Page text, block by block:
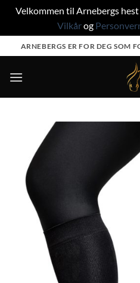
Velkommen til Arnebergs
Vilkårog
to
content
ARNEBERGS ER FOR DEG SOM